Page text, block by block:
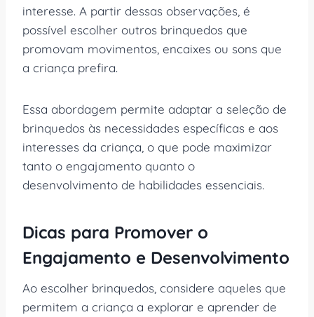
interesse. A partir dessas observações, é
possível escolher outros brinquedos que
promovam movimentos, encaixes ou sons que
a criança prefira.
Essa abordagem permite adaptar a seleção de
brinquedos às necessidades específicas e aos
interesses da criança, o que pode maximizar
tanto o engajamento quanto o
desenvolvimento de habilidades essenciais.
Dicas para Promover o
Engajamento e Desenvolvimento
Ao escolher brinquedos, considere aqueles que
permitem a criança a explorar e aprender de